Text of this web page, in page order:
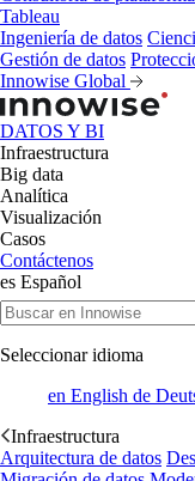
Tableau
Ingeniería de datos
Gestión de datos
Innowise Global
DATOS Y BI
Infraestructura
Big data
Analítica
Visualización
Casos
Contáctenos
es Español
Seleccionar idioma
en English de
Infraestructura
Arquitectura de datos